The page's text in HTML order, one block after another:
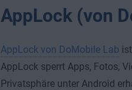
AppLock (von
AppLock von DoMobile Lab
AppLock sperrt Apps, Fotos,
Privatsphäre unter Android